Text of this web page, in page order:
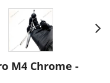
M4 Chrome -